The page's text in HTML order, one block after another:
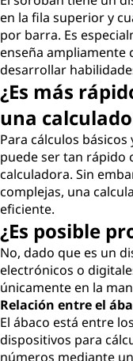
en la fila superior y
por barra. Es
enseña ampliamente
desarrollar
¿Es más
una
Para cálculos
puede ser tan rápido
calculadora. Sin
complejas, una
eficiente.
¿Es posible
No, dado que es un
electrónicos o
únicamente en la
Relación entre el
El ábaco está entre
dispositivos para
números mediante